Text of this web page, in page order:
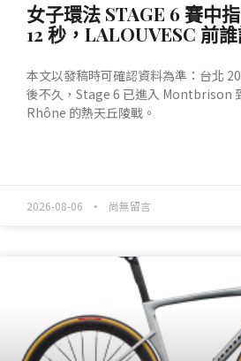
女子環法 STAGE 6 賽中
12 秒，LALOUVESC 前
本文以發稿時可確認資料為準：台北
後不久，Stage 6 已進入 Montbrison
Rhône 的熱天丘陵戰。
2026-08-06 尚無留言